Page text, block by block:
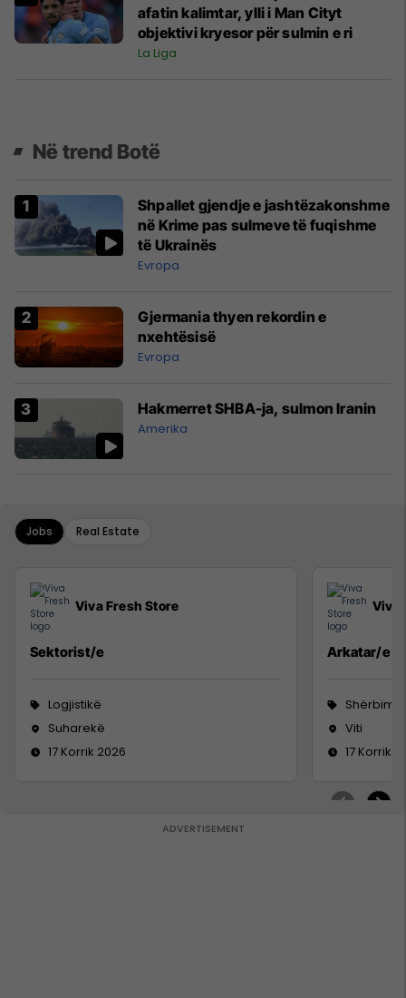
afatin kalimtar, ylli i Man Cityt
objektivi kryesor për sulmin e ri
La Liga
Në trend Botë
Shpallet gjendje e jashtëzakonshme
në Krime pas sulmeve të fuqishme
të Ukrainës
Evropa
Gjermania thyen rekordin e
nxehtësisë
Evropa
Hakmerret SHBA-ja, sulmon Iranin
Amerika
Jobs Real Estate
Viva Fresh Store
Sektorist/e
Logjistikë
Suharekë
17 Korrik 2026
Viva
Arkatar/e
Viti
17 Korrik